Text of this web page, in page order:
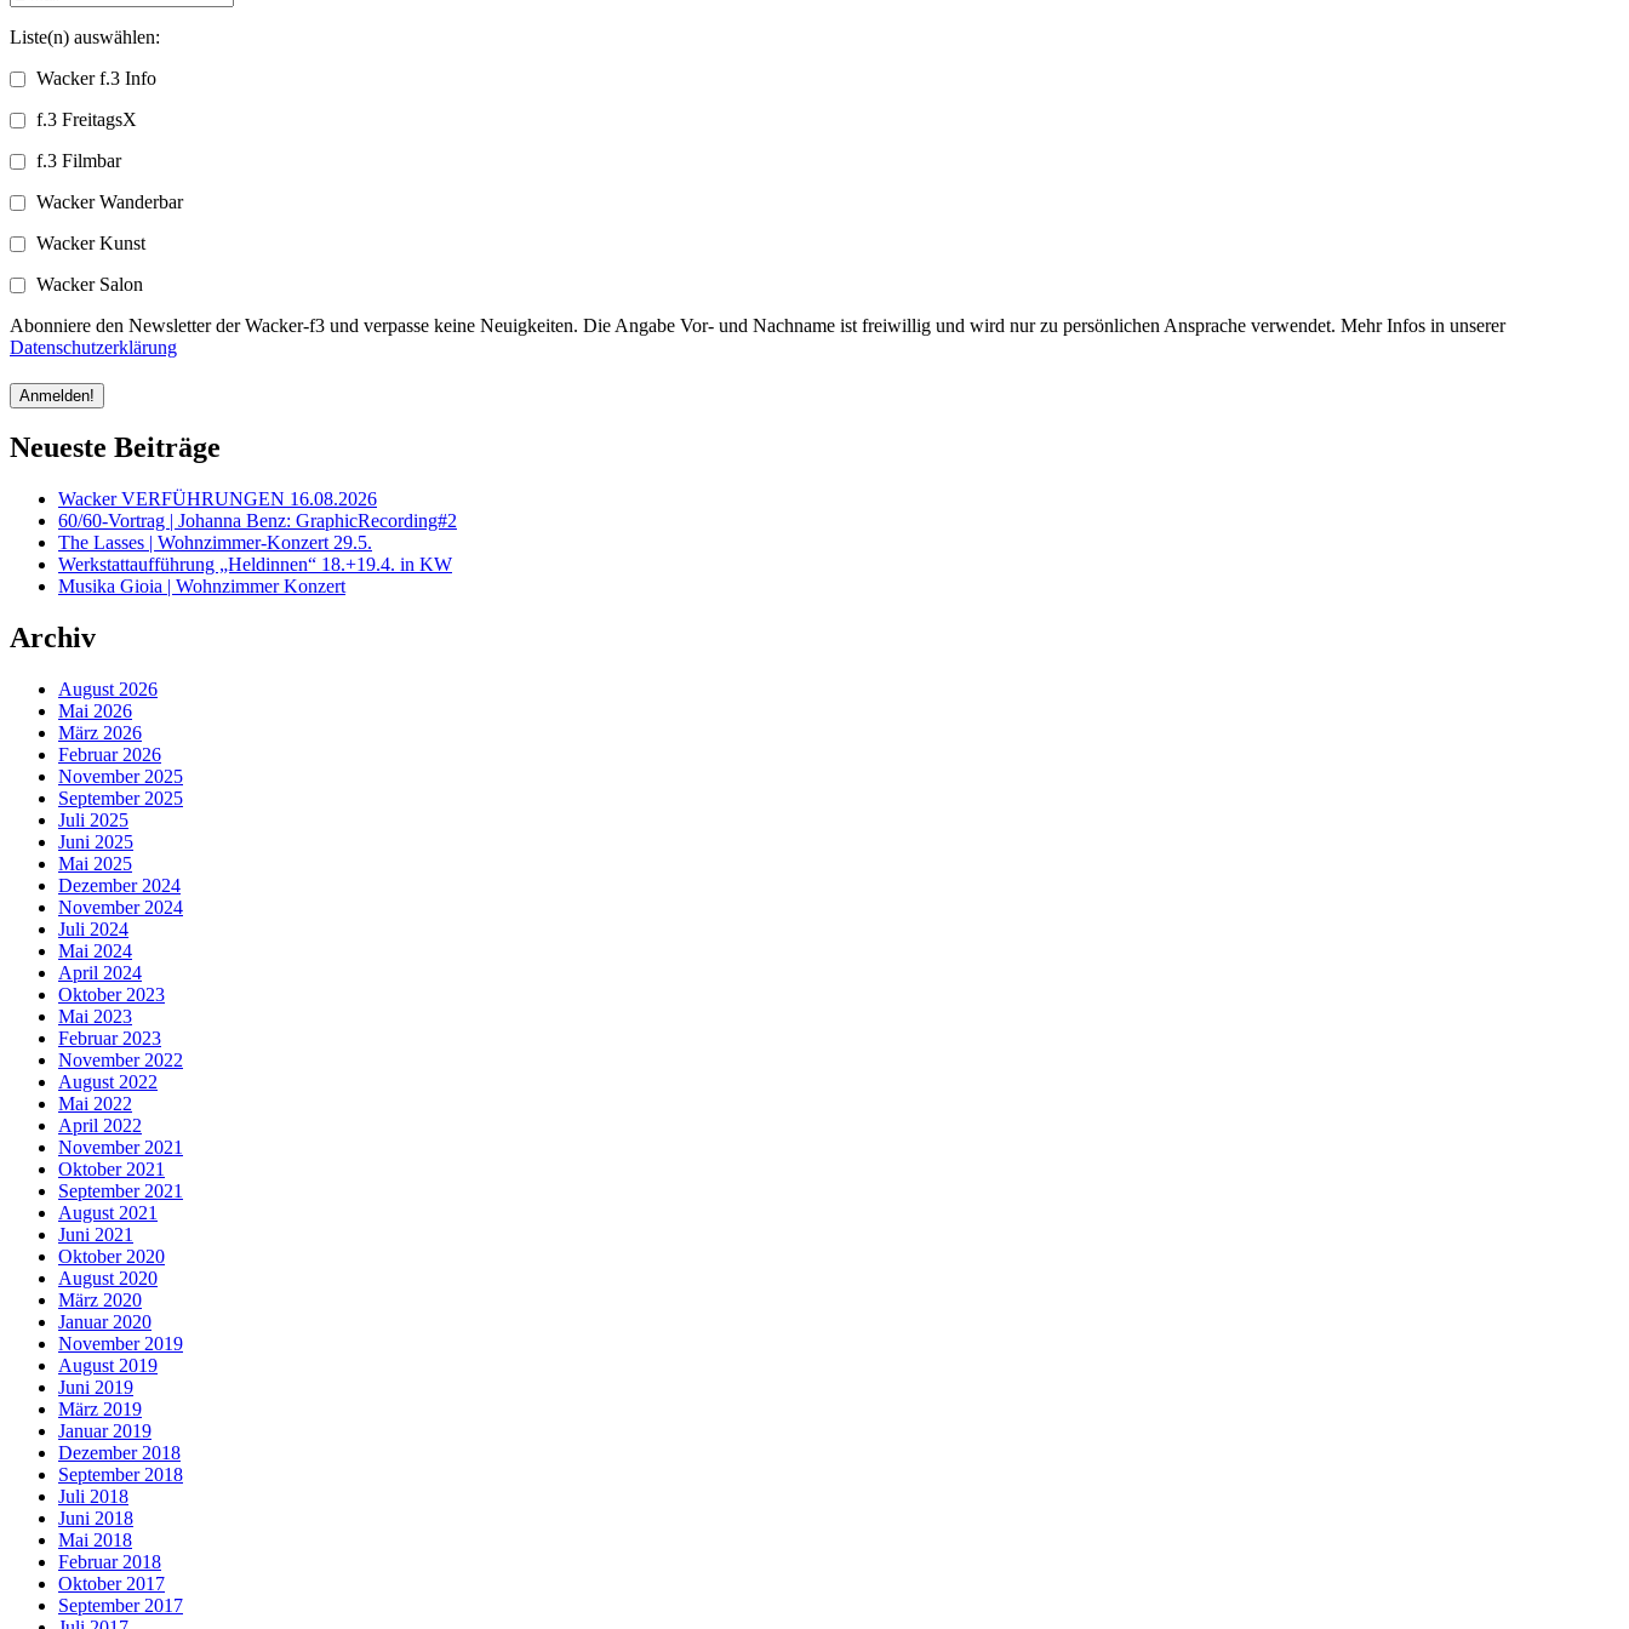
Liste(n) auswählen:
Wacker f.3 Info
f.3 FreitagsX
f.3 Filmbar
Wacker Wanderbar
Wacker Kunst
Wacker Salon
Abonniere den Newsletter der Wacker-f3 und verpasse keine Neuigkeiten. Die Angabe Vor- und Nachname ist freiwillig und wird nur zu persönlichen Ansprache verwendet. Mehr Infos in unserer
Datenschutzerklärung
Neueste Beiträge
Wacker VERFÜHRUNGEN 16.08.2026
60/60-Vortrag | Johanna Benz: GraphicRecording#2
The Lasses | Wohnzimmer-Konzert 29.5.
Werkstattaufführung „Heldinnen“ 18.+19.4. in KW
Musika Gioia | Wohnzimmer Konzert
Archiv
August 2026
Mai 2026
März 2026
Februar 2026
November 2025
September 2025
Juli 2025
Juni 2025
Mai 2025
Dezember 2024
November 2024
Juli 2024
Mai 2024
April 2024
Oktober 2023
Mai 2023
Februar 2023
November 2022
August 2022
Mai 2022
April 2022
November 2021
Oktober 2021
September 2021
August 2021
Juni 2021
Oktober 2020
August 2020
März 2020
Januar 2020
November 2019
August 2019
Juni 2019
März 2019
Januar 2019
Dezember 2018
September 2018
Juli 2018
Juni 2018
Mai 2018
Februar 2018
Oktober 2017
September 2017